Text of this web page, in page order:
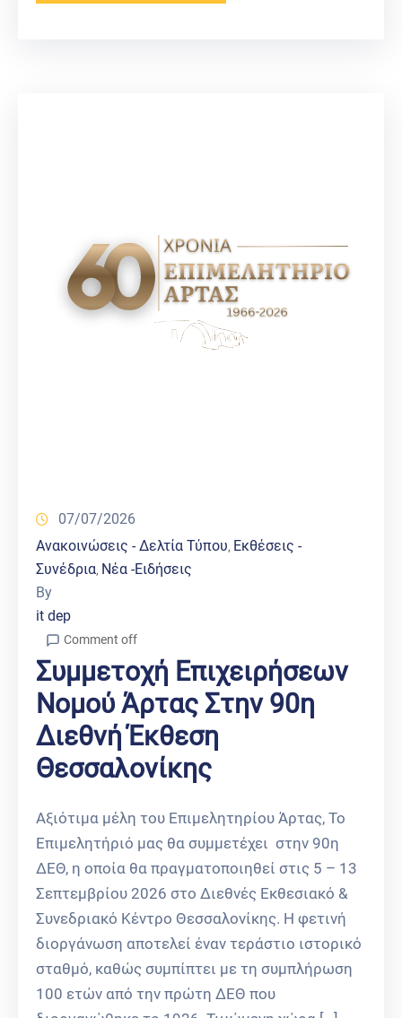
07/07/2026
Ανακοινώσεις - Δελτία Τύπου‚ Εκθέσεις -
Συνέδρια‚ Νέα -Ειδήσεις
By
it dep
Comment off
Συμμετοχή Επιχειρήσεων
Νομού Άρτας Στην 90η
Διεθνή Έκθεση
Θεσσαλονίκης
Αξιότιμα μέλη του Επιμελητηρίου Άρτας, Το
Επιμελητήριό μας θα συμμετέχει στην 90η
ΔΕΘ, η οποία θα πραγματοποιηθεί στις 5 – 13
Σεπτεμβρίου 2026 στο Διεθνές Εκθεσιακό &
Συνεδριακό Κέντρο Θεσσαλονίκης. Η φετινή
διοργάνωση αποτελεί έναν τεράστιο ιστορικό
σταθμό, καθώς συμπίπτει με τη συμπλήρωση
100 ετών από την πρώτη ΔΕΘ που